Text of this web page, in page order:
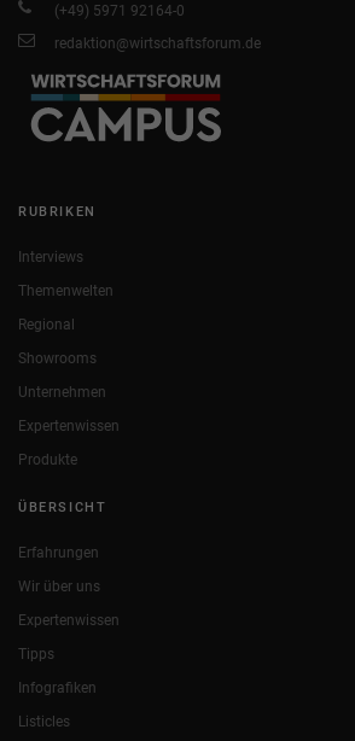
(+49) 5971 92164-0
redaktion@wirtschaftsforum.de
RUBRIKEN
Interviews
Themenwelten
Regional
Showrooms
Unternehmen
Expertenwissen
Produkte
ÜBERSICHT
Erfahrungen
Wir über uns
Expertenwissen
Tipps
Infografiken
Listicles